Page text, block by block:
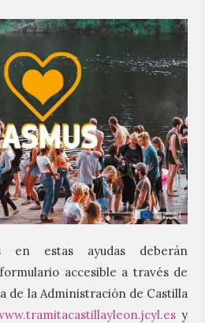
en estas ayudas deberán
accesible a través de
de la Administración de Castilla
y